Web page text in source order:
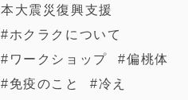
本大震災復興支援
ホクラクについて
ワークショップ
偏桃体
免疫のこと
冷え